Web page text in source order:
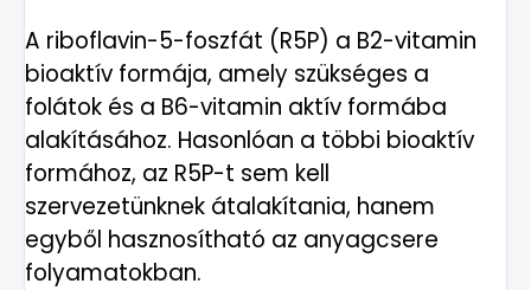
A riboflavin-5-foszfát (R5P) a B2-vitamin
bioaktív formája, amely szükséges a
folátok és a B6-vitamin aktív formába
alakításához. Hasonlóan a többi bioaktív
formához, az R5P-t sem kell
szervezetünknek átalakítania, hanem
egyből hasznosítható az anyagcsere
folyamatokban.